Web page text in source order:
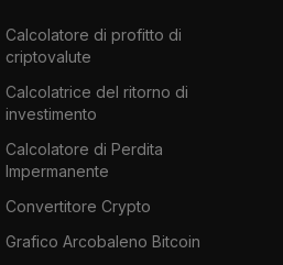
Calcolatore di profitto di
criptovalute
Calcolatrice del ritorno di
investimento
Calcolatore di Perdita
Impermanente
Convertitore Crypto
Grafico Arcobaleno Bitcoin